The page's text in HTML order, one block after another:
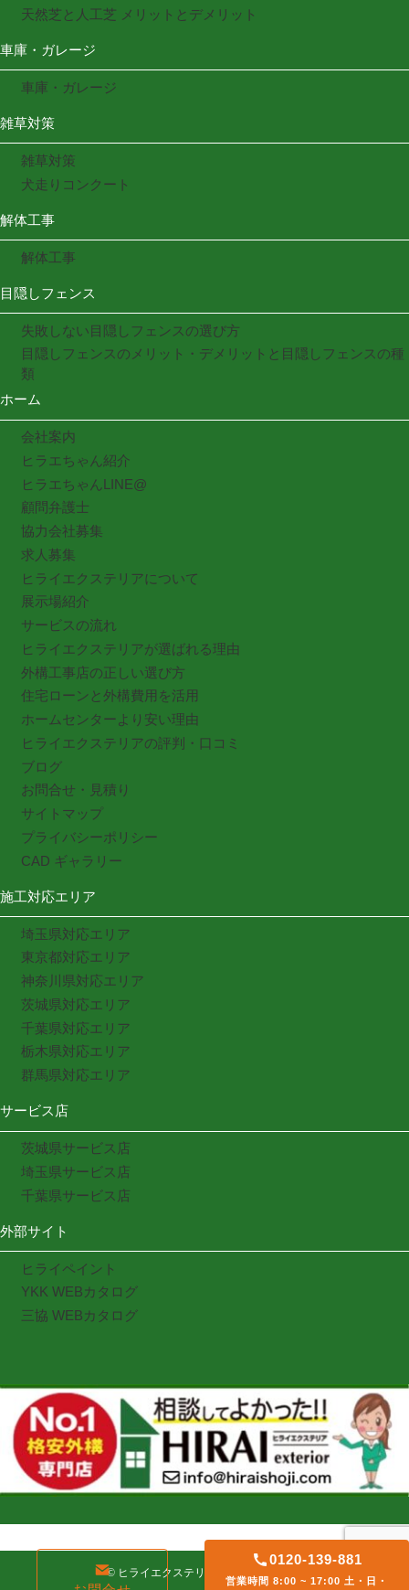
天然芝と人工芝 メリットとデメリット
車庫・ガレージ
車庫・ガレージ
雑草対策
雑草対策
犬走りコンクート
解体工事
解体工事
目隠しフェンス
失敗しない目隠しフェンスの選び方
目隠しフェンスのメリット・デメリットと目隠しフェンスの種
類
ホーム
会社案内
ヒラエちゃん紹介
ヒラエちゃんLINE@
顧問弁護士
協力会社募集
求人募集
ヒライエクステリアについて
展示場紹介
サービスの流れ
ヒライエクステリアが選ばれる理由
外構工事店の正しい選び方
住宅ローンと外構費用を活用
ホームセンターより安い理由
ヒライエクステリアの評判・口コミ
ブログ
お問合せ・見積り
サイトマップ
プライバシーポリシー
CAD ギャラリー
施工対応エリア
埼玉県対応エリア
東京都対応エリア
神奈川県対応エリア
茨城県対応エリア
千葉県対応エリア
栃木県対応エリア
群馬県対応エリア
サービス店
茨城県サービス店
埼玉県サービス店
千葉県サービス店
外部サイト
ヒライペイント
YKK WEBカタログ
三協 WEBカタログ
0120-139-881
営業時間 8:00 ~ 17:00 土・日・
© ヒライエクステリア. All rights reserved